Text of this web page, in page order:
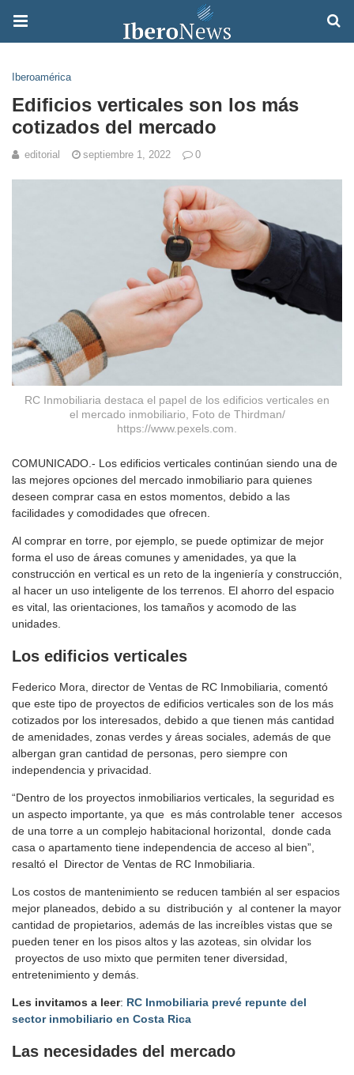
Iberoamérica
Edificios verticales son los más
cotizados del mercado
editorial septiembre 1, 2022 0
RC Inmobiliaria destaca el papel de los edificios verticales en
el mercado inmobiliario, Foto de Thirdman/
https://www.pexels.com.
COMUNICADO.- Los edificios verticales continúan siendo una de
las mejores opciones del mercado inmobiliario para quienes
deseen comprar casa en estos momentos, debido a las
facilidades y comodidades que ofrecen.
Al comprar en torre, por ejemplo, se puede optimizar de mejor
forma el uso de áreas comunes y amenidades, ya que la
construcción en vertical es un reto de la ingeniería y construcción,
al hacer un uso inteligente de los terrenos. El ahorro del espacio
es vital, las orientaciones, los tamaños y acomodo de las
unidades.
Los edificios verticales
Federico Mora, director de Ventas de RC Inmobiliaria, comentó
que este tipo de proyectos de edificios verticales son de los más
cotizados por los interesados, debido a que tienen más cantidad
de amenidades, zonas verdes y áreas sociales, además de que
albergan gran cantidad de personas, pero siempre con
independencia y privacidad.
“Dentro de los proyectos inmobiliarios verticales, la seguridad es
un aspecto importante, ya que es más controlable tener accesos
de una torre a un complejo habitacional horizontal, donde cada
casa o apartamento tiene independencia de acceso al bien”,
resaltó el Director de Ventas de RC Inmobiliaria.
Los costos de mantenimiento se reducen también al ser espacios
mejor planeados, debido a su distribución y al contener la mayor
cantidad de propietarios, además de las increíbles vistas que se
pueden tener en los pisos altos y las azoteas, sin olvidar los
proyectos de uso mixto que permiten tener diversidad,
entretenimiento y demás.
Les invitamos a leer: RC Inmobiliaria prevé repunte del
sector inmobiliario en Costa Rica
Las necesidades del mercado